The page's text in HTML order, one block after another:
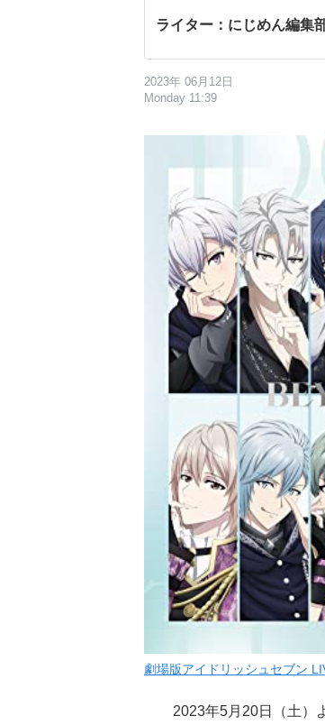
ライター：にじめん編集
2023年 06月12日
Monday 11:39
劇場版アイドリッシュセブン
2023年5月20日（土）